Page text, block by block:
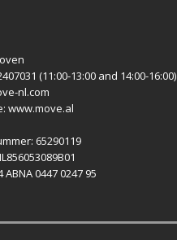
(11:00-13:00 and 14:00-16:00)
nl.com
www.move.al
65290119
ABNA 0447 0247 95